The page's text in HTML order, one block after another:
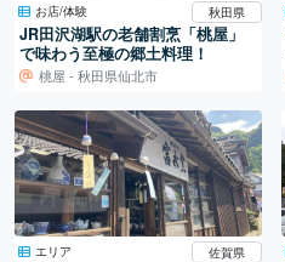
お店/体験 秋田県
JR田沢湖駅の老舗割烹「桃屋」
で味わう至極の郷土料理！
桃屋 - 秋田県仙北市
エリア 佐賀県